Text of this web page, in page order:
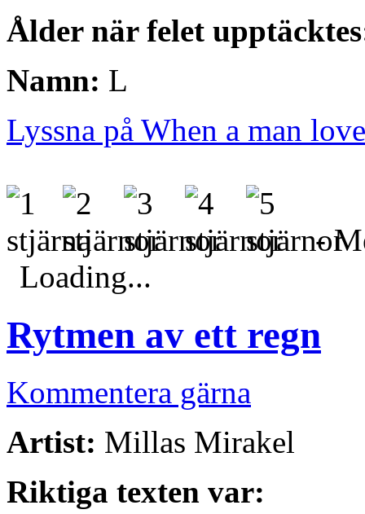
Ålder när felet
Namn: L
Lyssna på When a man
-
Loading...
Rytmen av ett regn
Kommentera gärna
Artist: Millas Mirakel
Riktiga texten var: